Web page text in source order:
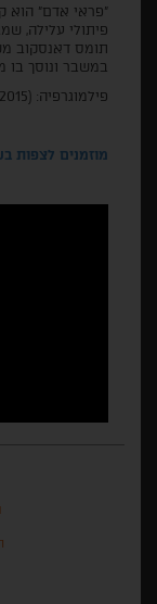
"פראי אדם" הוא
פיתולי עלילה,
תומס דאנסקוב
במשבר ונוסך בו
פילמוגרפיה: The Elite (2015).
מוזמנים לצפות